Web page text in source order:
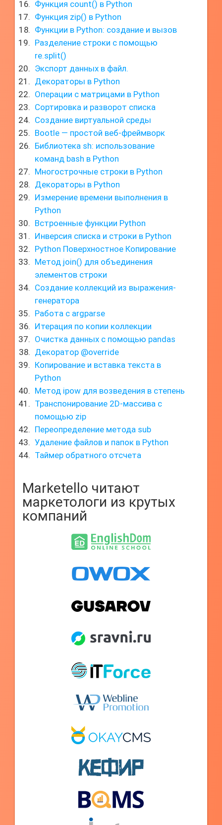
Функция count() в Python
Функция zip() в Python
Функции в Python: создание и вызов
Разделение строки с помощью
re.split()
Экспорт данных в файл.
Декораторы в Python
Операции с матрицами в Python
Сортировка и разворот списка
Создание виртуальной среды
Bootle — простой веб-фреймворк
Библиотека sh: использование
команд bash в Python
Многострочные строки в Python
Декораторы в Python
Измерение времени выполнения в
Python
Встроенные функции Python
Инверсия списка и строки в Python
Python Поверхностное Копирование
Метод join() для объединения
элементов строки
Создание коллекций из выражения-
генератора
Работа с argparse
Итерация по копии коллекции
Очистка данных с помощью pandas
Декоратор @override
Копирование и вставка текста в
Python
Метод ipow для возведения в степень
Транспонирование 2D-массива с
помощью zip
Переопределение метода sub
Удаление файлов и папок в Python
Таймер обратного отсчета
Marketello читают
маркетологи из крутых
компаний